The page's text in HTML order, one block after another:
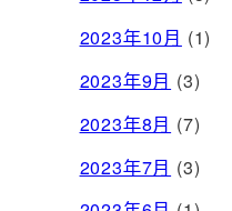
2023年10月 (1)
2023年9月 (3)
2023年8月 (7)
2023年7月 (3)